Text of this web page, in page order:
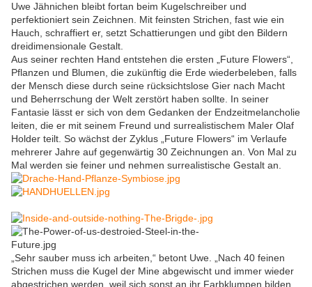
Uwe Jähnichen bleibt fortan beim Kugelschreiber und
perfektioniert sein Zeichnen. Mit feinsten Strichen, fast wie ein
Hauch, schraffiert er, setzt Schattierungen und gibt den Bildern
dreidimensionale Gestalt.
Aus seiner rechten Hand entstehen die ersten „Future Flowers“,
Pflanzen und Blumen, die zukünftig die Erde wiederbeleben, falls
der Mensch diese durch seine rücksichtslose Gier nach Macht
und Beherrschung der Welt zerstört haben sollte. In seiner
Fantasie lässt er sich von dem Gedanken der Endzeitmelancholie
leiten, die er mit seinem Freund und surrealistischem Maler Olaf
Holder teilt. So wächst der Zyklus „Future Flowers“ im Verlaufe
mehrerer Jahre auf gegenwärtig 30 Zeichnungen an. Von Mal zu
Mal werden sie feiner und nehmen surrealistische Gestalt an.
„Sehr sauber muss ich arbeiten,“ betont Uwe. „Nach 40 feinen
Strichen muss die Kugel der Mine abgewischt und immer wieder
abgestrichen werden, weil sich sonst an ihr Farbklumpen bilden.